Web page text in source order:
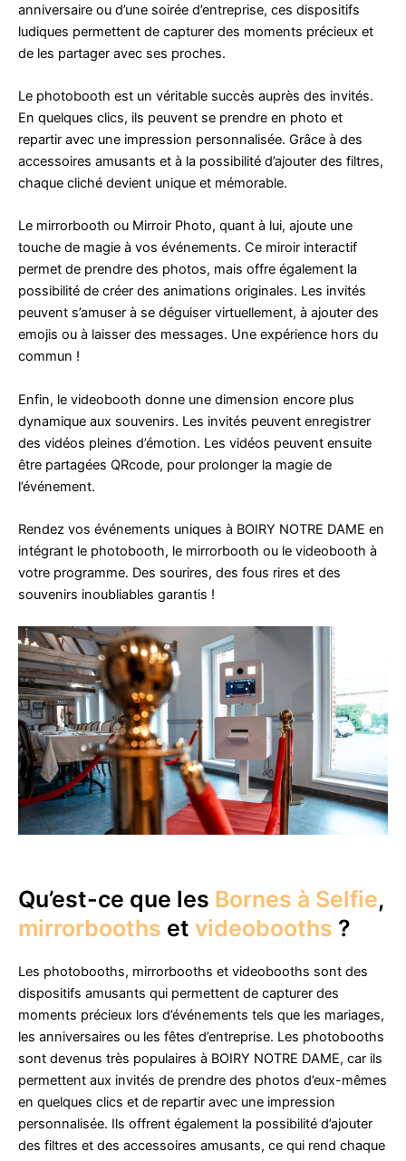
anniversaire ou d’une soirée d’entreprise, ces dispositifs
ludiques permettent de capturer des moments précieux et
de les partager avec ses proches.
Le photobooth est un véritable succès auprès des invités.
En quelques clics, ils peuvent se prendre en photo et
repartir avec une impression personnalisée. Grâce à des
accessoires amusants et à la possibilité d’ajouter des filtres,
chaque cliché devient unique et mémorable.
Le mirrorbooth ou Mirroir Photo, quant à lui, ajoute une
touche de magie à vos événements. Ce miroir interactif
permet de prendre des photos, mais offre également la
possibilité de créer des animations originales. Les invités
peuvent s’amuser à se déguiser virtuellement, à ajouter des
emojis ou à laisser des messages. Une expérience hors du
commun !
Enfin, le videobooth donne une dimension encore plus
dynamique aux souvenirs. Les invités peuvent enregistrer
des vidéos pleines d’émotion. Les vidéos peuvent ensuite
être partagées QRcode, pour prolonger la magie de
l’événement.
Rendez vos événements uniques à BOIRY NOTRE DAME en
intégrant le photobooth, le mirrorbooth ou le videobooth à
votre programme. Des sourires, des fous rires et des
souvenirs inoubliables garantis !
Qu’est-ce que les Bornes à Selfie,
mirrorbooths et videobooths ?
Les photobooths, mirrorbooths et videobooths sont des
dispositifs amusants qui permettent de capturer des
moments précieux lors d’événements tels que les mariages,
les anniversaires ou les fêtes d’entreprise. Les photobooths
sont devenus très populaires à BOIRY NOTRE DAME, car ils
permettent aux invités de prendre des photos d’eux-mêmes
en quelques clics et de repartir avec une impression
personnalisée. Ils offrent également la possibilité d’ajouter
des filtres et des accessoires amusants, ce qui rend chaque